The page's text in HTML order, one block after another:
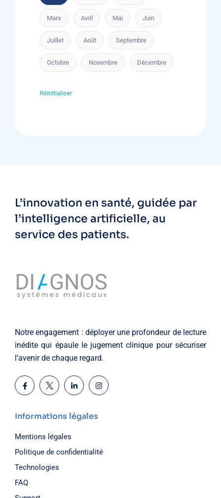
Mars Avril Mai Juin
Juillet Août Septembre
Octobre Novembre Décembre
Réinitialiser
L’innovation en santé, guidée par
l’intelligence artificielle, au
service des patients.
Notre engagement : déployer une profondeur de lecture
inédite qui épaule le jugement clinique pour sécuriser
l’avenir de chaque regard.
Informations légales
Mentions légales
Politique de confidentialité
Technologies
FAQ